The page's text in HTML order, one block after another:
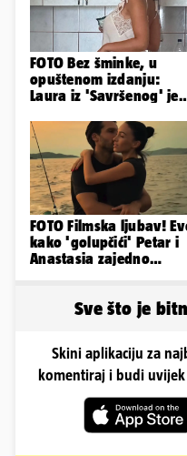
FOTO Bez šminke, u
opuštenom izdanju:
Laura iz 'Savršenog' je
odmora
FOTO Filmska ljubav!
kako 'golupčići' Petar i
Anastasia zajedno
Sve što je
Skini aplikaciju za
komentiraj i budi